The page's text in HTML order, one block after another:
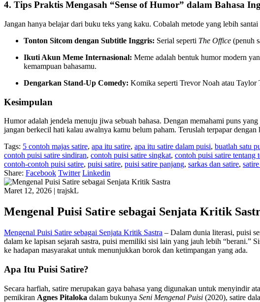
4. Tips Praktis Mengasah “Sense of Humor” dalam Bahasa
Jangan hanya belajar dari buku teks yang kaku. Cobalah metode yang lebih
Tonton Sitcom dengan Subtitle Inggris: Serial seperti The Office (penuh
Ikuti Akun Meme Internasional: Meme adalah bentuk humor modern
kemampuan bahasamu.
Dengarkan Stand-Up Comedy: Komika seperti Trevor Noah atau Taylor
Kesimpulan
Humor adalah jendela menuju jiwa sebuah bahasa. Dengan memahami puns
jangan berkecil hati kalau awalnya kamu belum paham. Teruslah terpapar
Tags: 5 contoh majas satire, apa itu satire, apa itu satire dalam puisi, buatlah satu
contoh puisi satire sindiran, contoh puisi satire singkat, contoh puisi satire tentang
contoh-contoh puisi satire, puisi satire, puisi satire panjang, sarkas dan satire,
Share: Facebook Twitter Linkedin
Maret 12, 2026 | trajskL
Mengenal Puisi Satire sebagai Senjata Kritik
Mengenal Puisi Satire sebagai Senjata Kritik Sastra – Dalam dunia literasi, puisi
dalam ke lapisan sejarah sastra, puisi memiliki sisi lain yang jauh lebih “berani.”
ke hadapan masyarakat untuk menunjukkan borok dan ketimpangan yang ada.
Apa Itu Puisi Satire?
Secara harfiah, satire merupakan gaya bahasa yang digunakan untuk menyindir
pemikiran Agnes Pitaloka dalam bukunya Seni Mengenal Puisi (2020), satire